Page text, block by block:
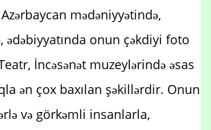
mədəniyyətində,
ədəbiyyatında onun çəkdiyi foto
İncəsənət muzeylərində əsas
ən çox baxılan şəkillərdir. Onun
və görkəmli insanlarla,